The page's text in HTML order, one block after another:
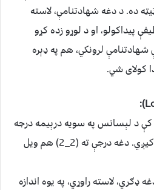
ده. د دغه شهادتنامې، لاسته
پیداکولو، او د لوړو زده کړو
لرونکي، هم په ډېره
کولای شي.
کې د لېسانس په سویه درېیمه درجه
ډګري یا شهادتنامه، شمېرل کیږي. دغه درجې ته (2_2) هم ویل
لاسته راوړي، په یوه اندازه